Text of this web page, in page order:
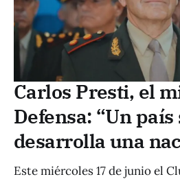
Carlos Presti, el
Defensa: “Un
desarrolla una
Este miércoles 17 de junio el